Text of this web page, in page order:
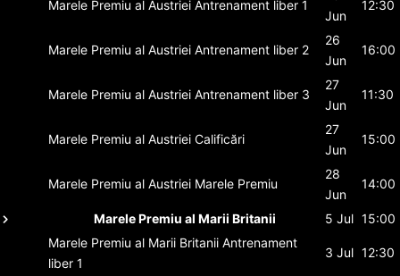
Marele Premiu al Austriei Antrenament liber 1
Jun
12:30
Marele Premiu al Austriei Antrenament liber 2
26
Jun
16:00
Marele Premiu al Austriei Antrenament liber 3
27
Jun
11:30
Marele Premiu al Austriei Calificări
27
Jun
15:00
Marele Premiu al Austriei Marele Premiu
28
Jun
14:00
Marele Premiu al Marii Britanii 5 Jul 15:00
Marele Premiu al Marii Britanii Antrenament
liber 1
3 Jul 12:30